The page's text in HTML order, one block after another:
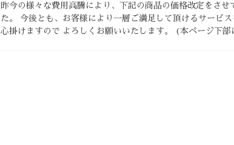
昨今の様々な費用高騰により、下記の商品の価格改定をさせ
た。 今後とも、お客様により一層ご満足して頂けるサービ
心掛けますので よろしくお願いいたします。 (本ページ下